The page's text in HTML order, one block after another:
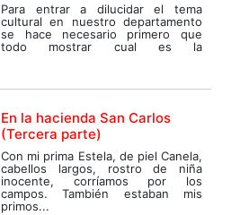
Para entrar a dilucidar el tema
cultural en nuestro departamento
se hace necesario primero que
todo mostrar cual es la
En la hacienda San Carlos
(Tercera parte)
Con mi prima Estela, de piel Canela,
cabellos largos, rostro de niña
inocente, corríamos por los
campos. También estaban mis
primos...